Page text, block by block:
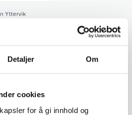
Detaljer Om
cookies
for å gi innhold og
Yttervik
i arbeid med
Plan og byggesak